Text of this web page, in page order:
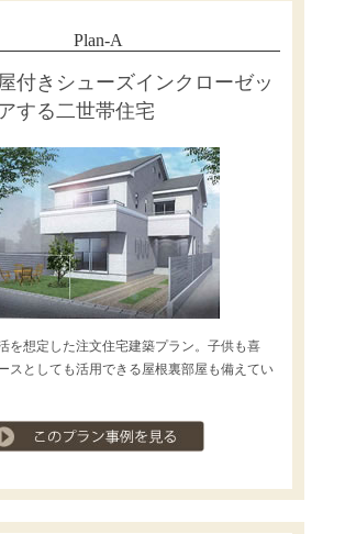
Plan-A
付きシューズインクローゼッ
する二世帯住宅
を想定した注文住宅建築プラン。子供も喜
スとしても活用できる屋根裏部屋も備えてい